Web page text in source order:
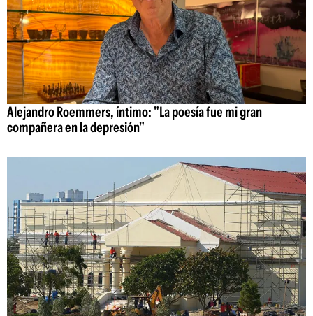
Alejandro Roemmers, íntimo: "La poesía fue mi gran
compañera en la depresión"